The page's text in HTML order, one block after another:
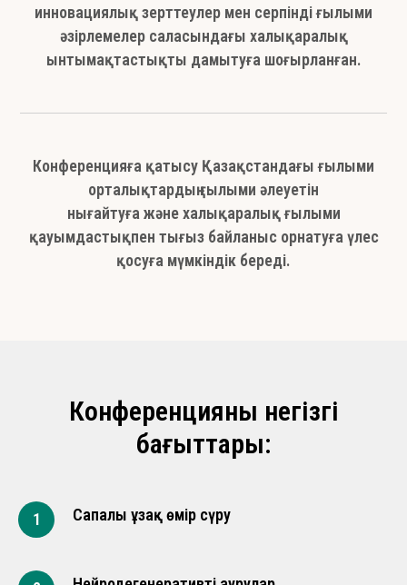
инновациялық зерттеулер мен серпінді ғылыми
әзірлемелер саласындағы халықаралық
ынтымақтастықты дамытуға шоғырланған.
Конференцияға қатысу Қазақстандағы ғылыми
орталықтардың ғылыми әлеуетін
нығайтуға және халықаралық ғылыми
қауымдастықпен тығыз байланыс орнатуға үлес
қосуға мүмкіндік береді.
Конференцияның негізгі
бағыттары:
1 Сапалы ұзақ өмір сүру